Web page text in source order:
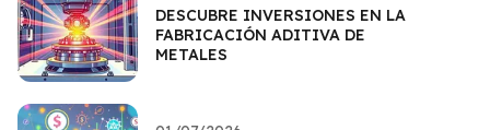
DESCUBRE INVERSIONES EN LA
FABRICACIÓN ADITIVA DE
METALES